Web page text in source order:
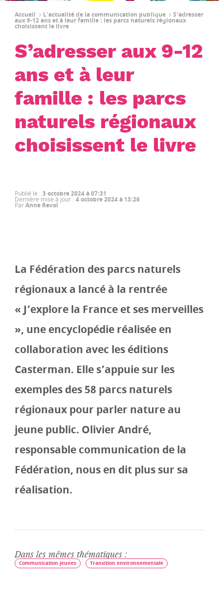
Accueil L'actualité de la communication publique S’adresser
aux 9-12 ans et à leur famille : les parcs naturels régionaux
choisissent le livre
S’adresser aux 9-12
ans et à leur
famille : les parcs
naturels régionaux
choisissent le livre
Publié le : 3 octobre 2024 à 07:31
Dernière mise à jour : 4 octobre 2024 à 13:26
ParAnne Revol
La Fédération des parcs naturels
régionaux a lancé à la rentrée
« J’explore la France et ses merveilles
», une encyclopédie réalisée en
collaboration avec les éditions
Casterman. Elle s’appuie sur les
exemples des 58 parcs naturels
régionaux pour parler nature au
jeune public. Olivier André,
responsable communication de la
Fédération, nous en dit plus sur sa
réalisation.
Dans les mêmes thématiques :
Communication jeunes Transition environnementale